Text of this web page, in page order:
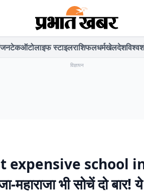
टेकऑटोलाइफ स्टाइलराशिफलधर्मखेलदेशविश्व
विज्ञापन
expensive school
महाराजा भी सोचें दो